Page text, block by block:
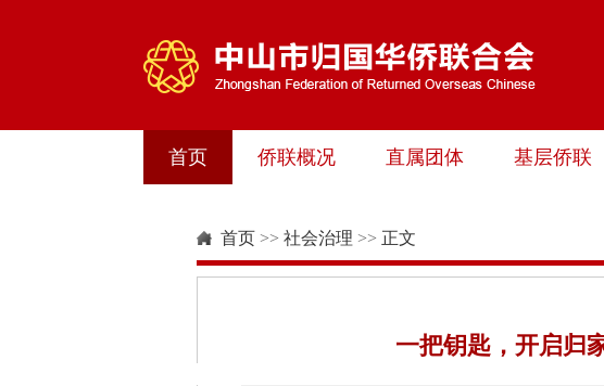
首页 侨联概况 直属团体 基层侨联
首页 >> 社会治理 >> 正文
一把钥匙，开启归